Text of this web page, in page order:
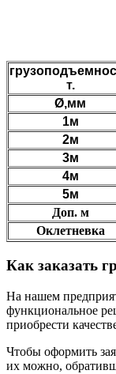
т.
Ø,мм
1м
2м
3м
4м
5м
Доп. м
Оклетневка
Как заказать
На нашем
функциональное
приобрести
Чтобы оформить
их можно,